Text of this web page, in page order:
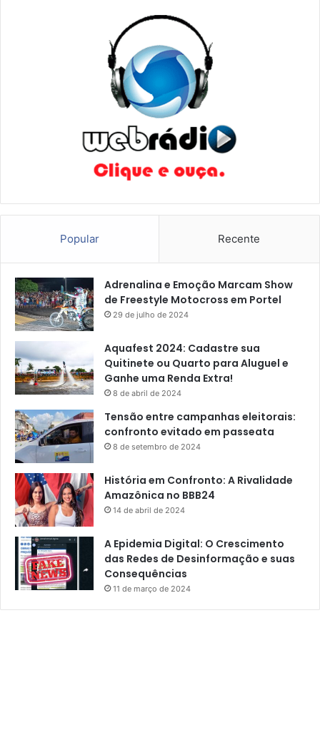
Popular Recente
Adrenalina e Emoção Marcam Show
de Freestyle Motocross em Portel
29 de julho de 2024
Aquafest 2024: Cadastre sua
Quitinete ou Quarto para Aluguel e
Ganhe uma Renda Extra!
8 de abril de 2024
Tensão entre campanhas eleitorais:
confronto evitado em passeata
8 de setembro de 2024
História em Confronto: A Rivalidade
Amazônica no BBB24
14 de abril de 2024
A Epidemia Digital: O Crescimento
das Redes de Desinformação e suas
Consequências
11 de março de 2024